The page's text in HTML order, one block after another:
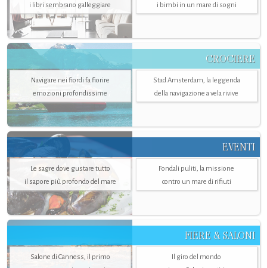
i libri sembrano galleggiare
i bimbi in un mare di sogni
CROCIERE
Navigare nei fiordi fa fiorire
emozioni profondissime
Stad Amsterdam, la leggenda
della navigazione a vela rivive
EVENTI
Le sagre dove gustare tutto
il sapore più profondo del mare
Fondali puliti, la missione
contro un mare di rifiuti
FIERE & SALONI
Salone di Canness, il primo
Il giro del mondo